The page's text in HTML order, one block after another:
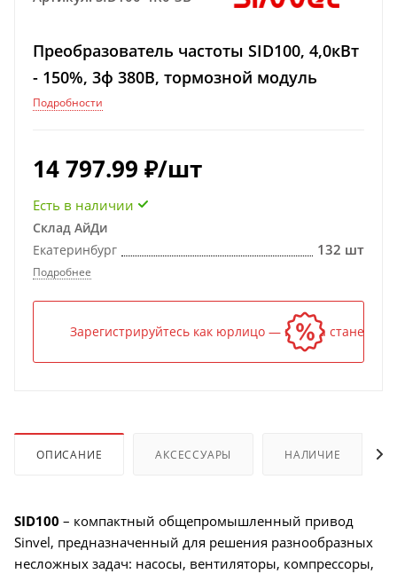
Преобразователь частоты SID100, 4,0кВт
- 150%, 3ф 380В, тормозной модуль
Подробности
14 797.99 ₽/шт
Есть в наличии
Склад АйДи
Екатеринбург
132 шт
Подробнее
Зарегистрируйтесь как юрлицо — и цена станет
ОПИСАНИЕ АКСЕССУАРЫ НАЛИЧИЕ
SID100 – компактный общепромышленный привод
Sinvel, предназначенный для решения разнообразных
несложных задач: насосы, вентиляторы, компрессоры,